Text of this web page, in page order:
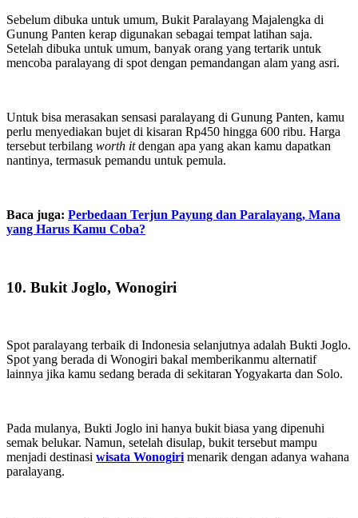
Sebelum dibuka untuk umum, Bukit Paralayang Majalengka di
Gunung Panten kerap digunakan sebagai tempat latihan saja.
Setelah dibuka untuk umum, banyak orang yang tertarik untuk
mencoba paralayang di spot dengan pemandangan alam yang asri.
Untuk bisa merasakan sensasi paralayang di Gunung Panten, kamu
perlu menyediakan bujet di kisaran Rp450 hingga 600 ribu. Harga
tersebut terbilang worth itdengan apa yang akan kamu dapatkan
nantinya, termasuk pemandu untuk pemula.
Baca juga: Perbedaan Terjun Payung dan Paralayang, Mana
yang Harus Kamu Coba?
10. Bukit Joglo, Wonogiri
Spot paralayang terbaik di Indonesia selanjutnya adalah Bukti Joglo.
Spot yang berada di Wonogiri bakal memberikanmu alternatif
lainnya jika kamu sedang berada di sekitaran Yogyakarta dan Solo.
Pada mulanya, Bukti Joglo ini hanya bukit biasa yang dipenuhi
semak belukar. Namun, setelah disulap, bukit tersebut mampu
menjadi destinasi wisata Wonogirimenarik dengan adanya wahana
paralayang.